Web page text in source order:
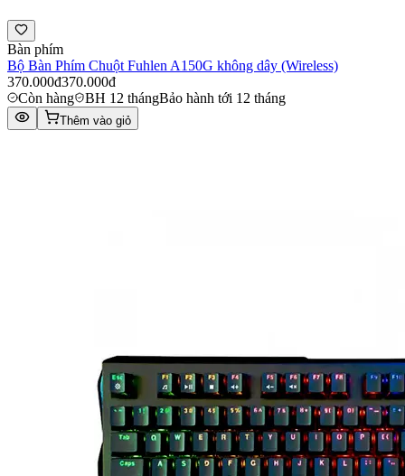
Bàn phím
Bộ Bàn Phím Chuột Fuhlen A150G không dây (Wireless)
370.000đ370.000đ
Còn hàng
BH 12 thángBảo hành tới 12 tháng
Thêm vào giỏ